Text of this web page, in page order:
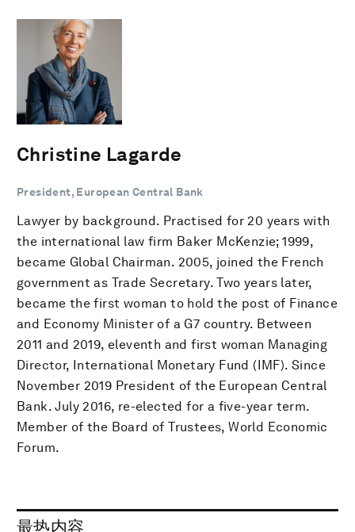
Christine Lagarde
President, European Central Bank
Lawyer by background. Practised for 20 years with
the international law firm Baker McKenzie; 1999,
became Global Chairman. 2005, joined the French
government as Trade Secretary. Two years later,
became the first woman to hold the post of Finance
and Economy Minister of a G7 country. Between
2011 and 2019, eleventh and first woman Managing
Director, International Monetary Fund (IMF). Since
November 2019 President of the European Central
Bank. July 2016, re-elected for a five-year term.
Member of the Board of Trustees, World Economic
Forum.
最热内容